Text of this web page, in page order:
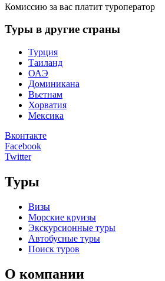
Комиссию за вас платит туроператор
Туры в другие страны
Турция
Таиланд
ОАЭ
Доминикана
Вьетнам
Хорватия
Мексика
Вконтакте
Facebook
Twitter
Туры
Визы
Морские круизы
Экскурсионные туры
Автобусные туры
Поиск туров
О компании